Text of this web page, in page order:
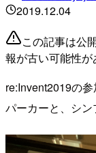
2019.12.04
この記事は公
報が古い可能性が
re:Invent2019の
パーカーと、シン